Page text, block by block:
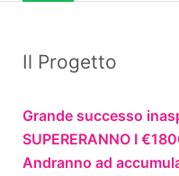
Il Progetto
Grande successo
SUPERERANNO I
Andranno ad